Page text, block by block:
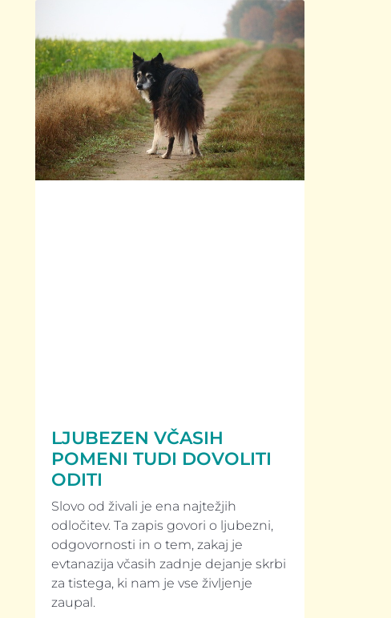
LJUBEZEN VČASIH
POMENI TUDI DOVOLITI
ODITI
Slovo od živali je ena najtežjih
odločitev. Ta zapis govori o ljubezni,
odgovornosti in o tem, zakaj je
evtanazija včasih zadnje dejanje skrbi
za tistega, ki nam je vse življenje
zaupal.